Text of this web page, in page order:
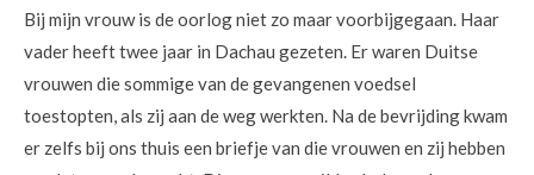
Bij mijn vrouw is de oorlog niet zo maar voorbijgegaan. Haar
vader heeft twee jaar in Dachau gezeten. Er waren Duitse
vrouwen die sommige van de gevangenen voedsel
toestopten, als zij aan de weg werkten. Na de bevrijding kwam
er zelfs bij ons thuis een briefje van die vrouwen en zij hebben